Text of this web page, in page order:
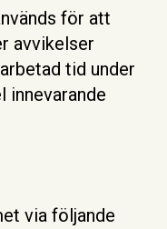
för att
avvikelser
tid under
innevarande
via följande